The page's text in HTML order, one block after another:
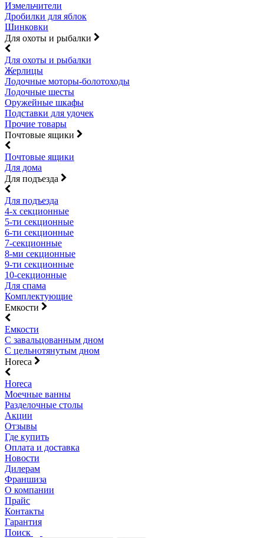
Измельчители
Дробилки для яблок
Шинковки
Для охоты и рыбалки
Для охоты и рыбалки
Жерлицы
Лодочные моторы-болотоходы
Лодочные шесты
Оружейные шкафы
Подставки для удочек
Прочие товары
Почтовые ящики
Почтовые ящики
Для дома
Для подъезда
Для подъезда
4-х секционные
5-ти секционные
6-ти секционные
7-секционные
8-ми секционные
9-ти секционные
10-секционные
Для спама
Комплектующие
Емкости
Емкости
С завальцованным дном
С цельнотянутым дном
Horeca
Horeca
Моечные ванны
Разделочные столы
Акции
Отзывы
Где купить
Оплата и доставка
Новости
Дилерам
Франшиза
О компании
Прайс
Контакты
Гарантия
Поиск